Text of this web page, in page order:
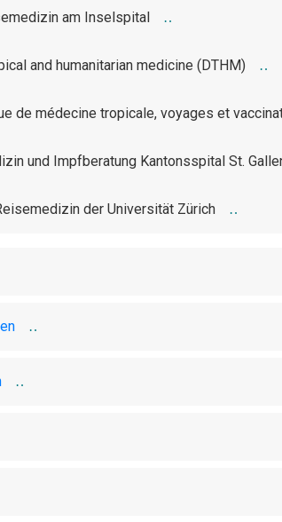
am Inselspital
and humanitarian medicine (DTHM)
de médecine tropicale, voyages et
und Impfberatung Kantonsspital St.
der Universität Zürich